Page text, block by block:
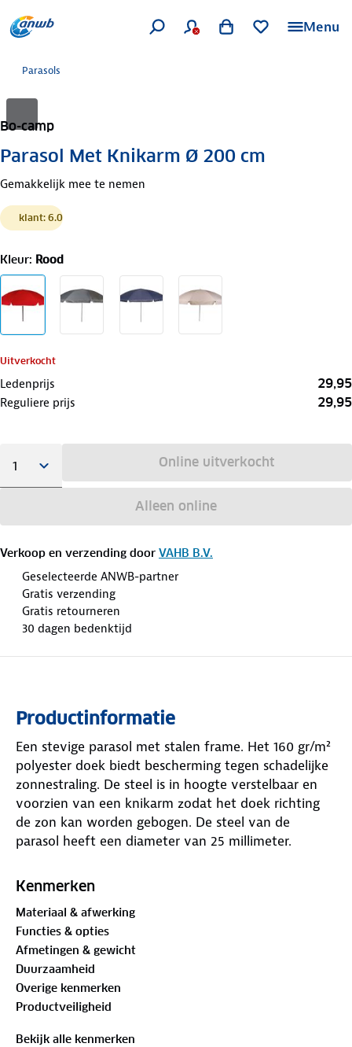
Menu
Parasols
Bo-camp
Parasol Met Knikarm Ø 200 cm
Gemakkelijk mee te nemen
klant: 6.0
Kleur: Rood
Uitverkocht
Ledenprijs 29,95
Reguliere prijs 29,95
Online uitverkocht
Alleen online
Verkoop en verzending door VAHB B.V.
Geselecteerde ANWB-partner
Gratis verzending
Gratis retourneren
30 dagen bedenktijd
Productinformatie
Een stevige parasol met stalen frame. Het 160 gr/m²
polyester doek biedt bescherming tegen schadelijke
zonnestraling. De steel is in hoogte verstelbaar en
voorzien van een knikarm zodat het doek richting
de zon kan worden gebogen. De steel van de
parasol heeft een diameter van 25 millimeter.
Kenmerken
Materiaal & afwerking
Functies & opties
Afmetingen & gewicht
Duurzaamheid
Overige kenmerken
Productveiligheid
Bekijk alle kenmerken